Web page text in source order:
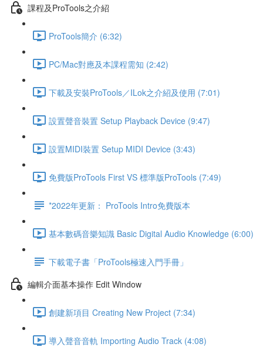
課程及ProTools之介紹
ProTools簡介 (6:32)
PC/Mac對應及本課程需知 (2:42)
下載及安裝ProTools／ILok之介紹及使用 (7:01)
設置聲音裝置 Setup Playback Device (9:47)
設置MIDI裝置 Setup MIDI Device (3:43)
免費版ProTools First VS 標準版ProTools (7:49)
*2022年更新： ProTools Intro免費版本
基本數碼音樂知識 Basic Digital Audio Knowledge (6:00)
下載電子書「ProTools極速入門手冊」
編輯介面基本操作 Edit Window
創建新項目 Creating New Project (7:34)
導入聲音音軌 Importing Audio Track (4:08)